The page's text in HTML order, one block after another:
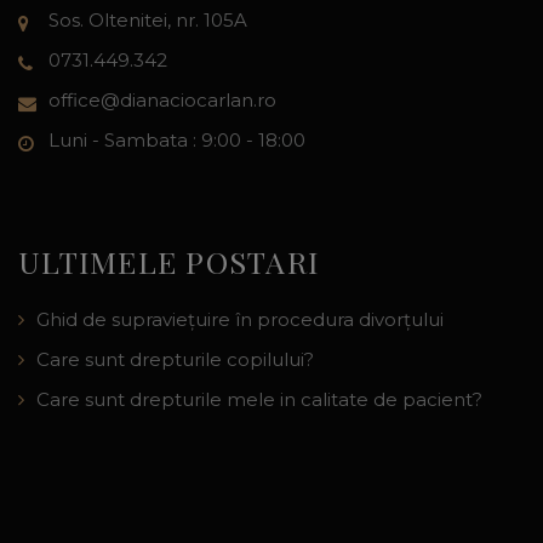
Sos. Oltenitei, nr. 105A
0731.449.342
office@dianaciocarlan.ro
Luni - Sambata : 9:00 - 18:00
ULTIMELE POSTARI
Ghid de supraviețuire în procedura divorțului
Care sunt drepturile copilului?
Care sunt drepturile mele in calitate de pacient?